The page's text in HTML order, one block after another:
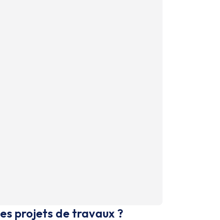
projets de travaux ?